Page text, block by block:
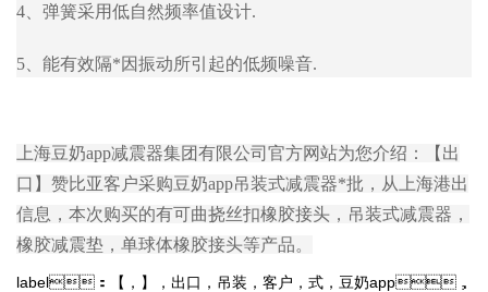
4、弹簧采用低自然频率值设计.
5、能有效隔*因振动所引起的低频噪音.
上海豆奶app减震器集团有限公司官方网站为您介绍：【出
口】赞比亚客户采购豆奶app吊装式减震器*批，从上海港出
信息，本次购买的有可曲挠丝扣橡胶接头，吊装式减震器，
橡胶减震垫，单球体橡胶接头等产品。
label： 【 ， 】 ， 出口 ， 吊装 ， 客户 ， 式 ， 豆奶app，